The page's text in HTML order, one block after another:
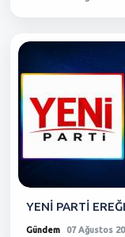
YENİ PARTİ
Gündem 07 Ağustos